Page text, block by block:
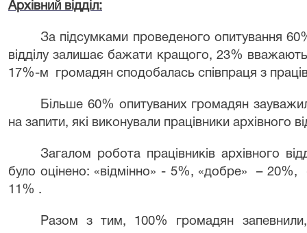
Архівний відділ:
За підсумками проведеного опитування
відділу залишає бажати кращого, 23%
17%-м громадян сподобалась співпраця з
Більше 60% опитуваних громадян
на запити, які виконували працівники архівного
Загалом робота працівників архівного
було оцінено: «відмінно» - 5%, «добре» – 20%,
11% .
Разом з тим,
100% громадян